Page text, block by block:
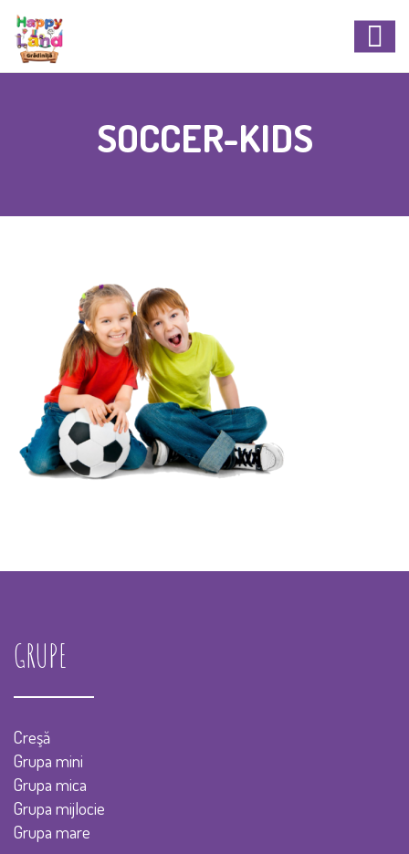
SOCCER-KIDS
GRUPE
Creşă
Grupa mini
Grupa mica
Grupa mijlocie
Grupa mare